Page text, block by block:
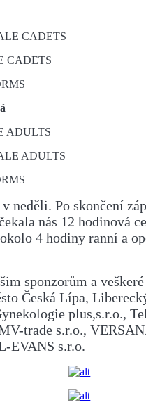
CADETS
CADETS
ADULTS
ADULTS
neděli. Po skončení
nás 12 hodinová
4 hodiny ranní a
sponzorům a
Česká Lípa,
plus,s.r.o.,
trade s.r.o.,
EVANS s.r.o.